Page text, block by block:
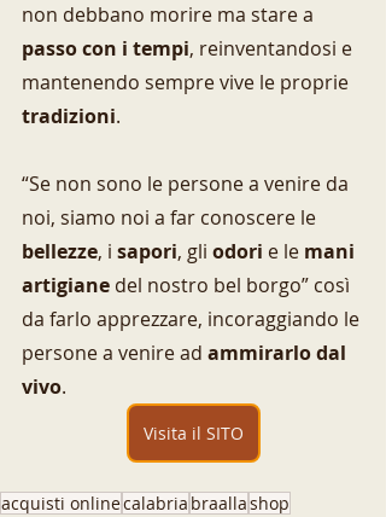
non debbano morire ma stare a
passo con i tempi, reinventandosi e
mantenendo sempre vive le proprie
tradizioni.
“Se non sono le persone a venire da
noi, siamo noi a far conoscere le
bellezze, i sapori, gli odori e le mani
artigiane del nostro bel borgo” così
da farlo apprezzare, incoraggiando le
persone a venire ad ammirarlo dal
vivo.
Visita il SITO
acquisti onlinecalabria braallashop